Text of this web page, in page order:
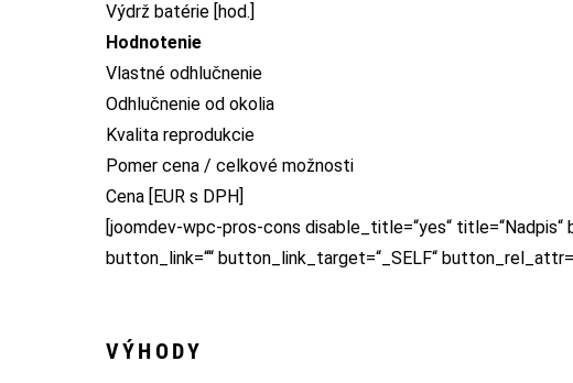
Výdrž batérie [hod.]
Hodnotenie
Vlastné odhlučnenie
Odhlučnenie od okolia
Kvalita reprodukcie
Pomer cena / celkové možnosti
Cena [EUR s DPH]
[joomdev-wpc-pros-cons disable_title=“yes“
button_link=““ button_link_target=“_SELF“
VÝHODY